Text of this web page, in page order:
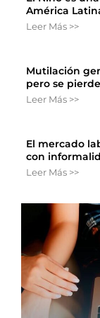
América
Leer Más >>
Mutilación
pero se
Leer Más >>
El mercado
con
Leer Más >>